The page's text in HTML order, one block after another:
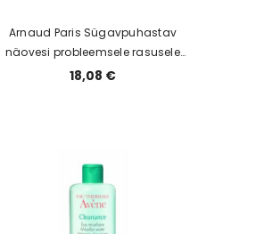
Arnaud Paris Sügavpuhastav
näovesi probleemsele rasusele
nahale 150ml
18,08 €